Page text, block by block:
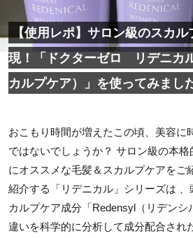
【使用レポ】サロン級のスカ
現！「ドクターゼロ リデニカ
カルプケア）」を使ってみまし
おこもり時間が増えたこの頃、美容に
ではないでしょうか？ サロン級の本
にオススメな毛髪＆スカルプケアをご
紹介する「リデニカル」シリーズは
カルプケア成分「Redensyl（リデン
違いを科学的に分析して成分配合され